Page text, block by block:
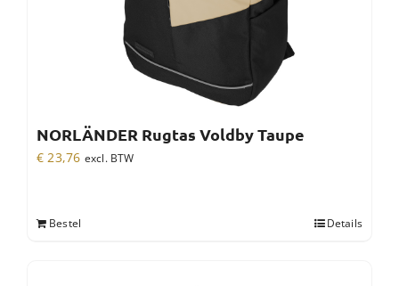
NORLÄNDER Rugtas Voldby Taupe
€ 23,76 excl. BTW
Bestel Details